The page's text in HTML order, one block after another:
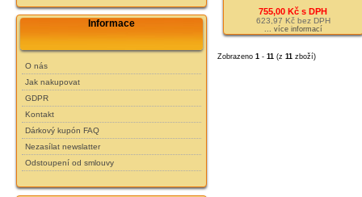
Informace
O nás
Jak nakupovat
GDPR
Kontakt
Dárkový kupón FAQ
Nezasílat newslatter
Odstoupení od smlouvy
755,00 Kč s DPH
623,97 Kč bez DPH
... více informací
Zobrazeno 1 - 11 (z 11 zboží)